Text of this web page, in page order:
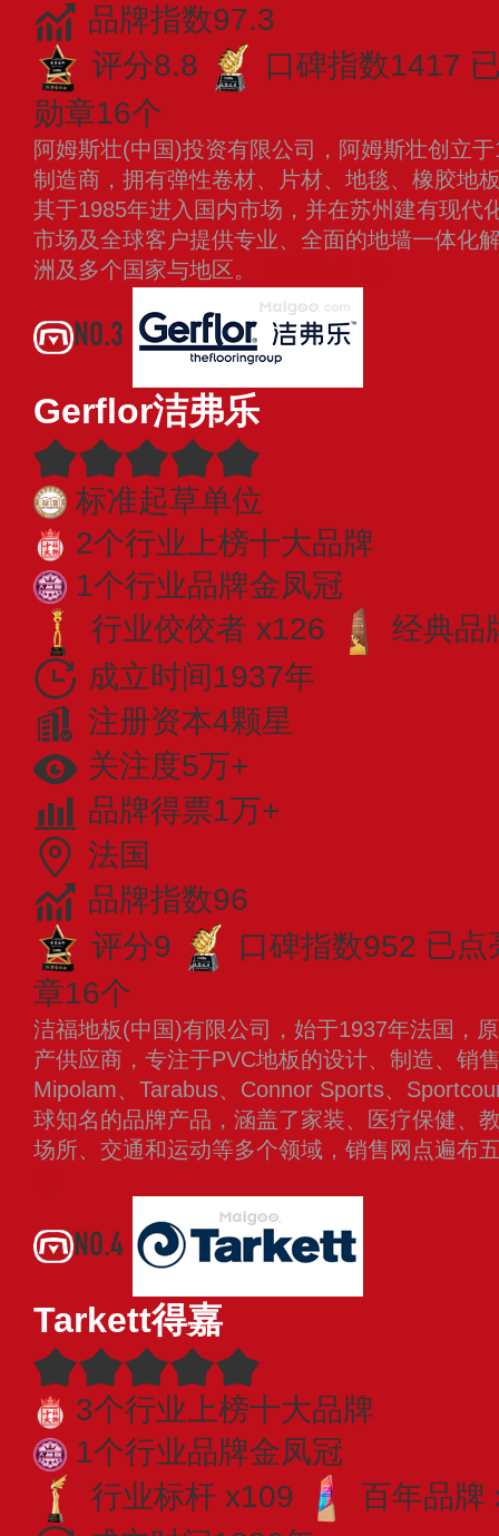
品牌指数97.3
评分8.8
口碑指数1417
勋章16个
阿姆斯壮(中国)投资有限公司，阿姆斯壮创立
制造商，拥有弹性卷材、片材、地毯、橡胶地
其于1985年进入国内市场，并在苏州建有现代
市场及全球客户提供专业、全面的地墙一体化
洲及多个国家与地区。
NO.3
Gerflor洁弗乐
标准起草单位
2个行业上榜十大品牌
1个行业品牌金凤冠
行业佼佼者 x126
经典品
成立时间1937年
注册资本4颗星
关注度5万+
品牌得票1万+
法国
品牌指数96
评分9
口碑指数952 已点
章16个
洁福地板(中国)有限公司，始于1937年法国，
产供应商，专注于PVC地板的设计、制造、销
Mipolam、Tarabus、Connor Sports、
球知名的品牌产品，涵盖了家装、医疗保健、
场所、交通和运动等多个领域，销售网点遍布
NO.4
Tarkett得嘉
3个行业上榜十大品牌
1个行业品牌金凤冠
行业标杆 x109
百年品牌